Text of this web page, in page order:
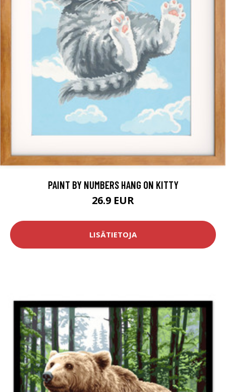
PAINT BY NUMBERS HANG ON KITTY
26.9 EUR
LISÄTIETOJA